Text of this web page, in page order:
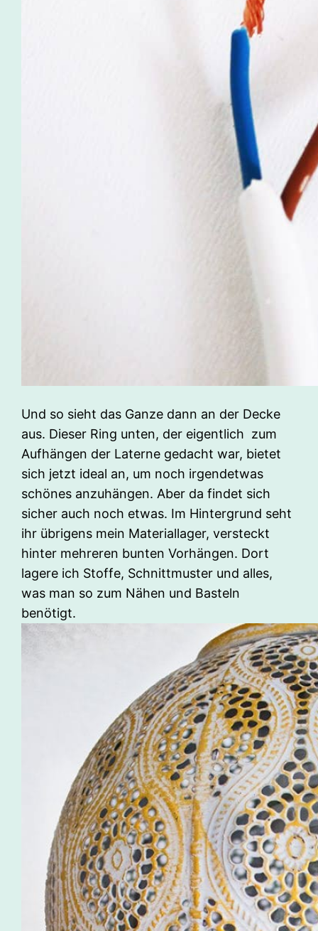
Und so sieht das Ganze dann an der Decke
aus. Dieser Ring unten, der eigentlich zum
Aufhängen der Laterne gedacht war, bietet
sich jetzt ideal an, um noch irgendetwas
schönes anzuhängen. Aber da findet sich
sicher auch noch etwas. Im Hintergrund seht
ihr übrigens mein Materiallager, versteckt
hinter mehreren bunten Vorhängen. Dort
lagere ich Stoffe, Schnittmuster und alles,
was man so zum Nähen und Basteln
benötigt.